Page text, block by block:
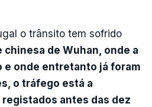
o trânsito tem sofrido
chinesa de Wuhan, onde a
e onde entretanto já foram
o tráfego está a
antes das dez